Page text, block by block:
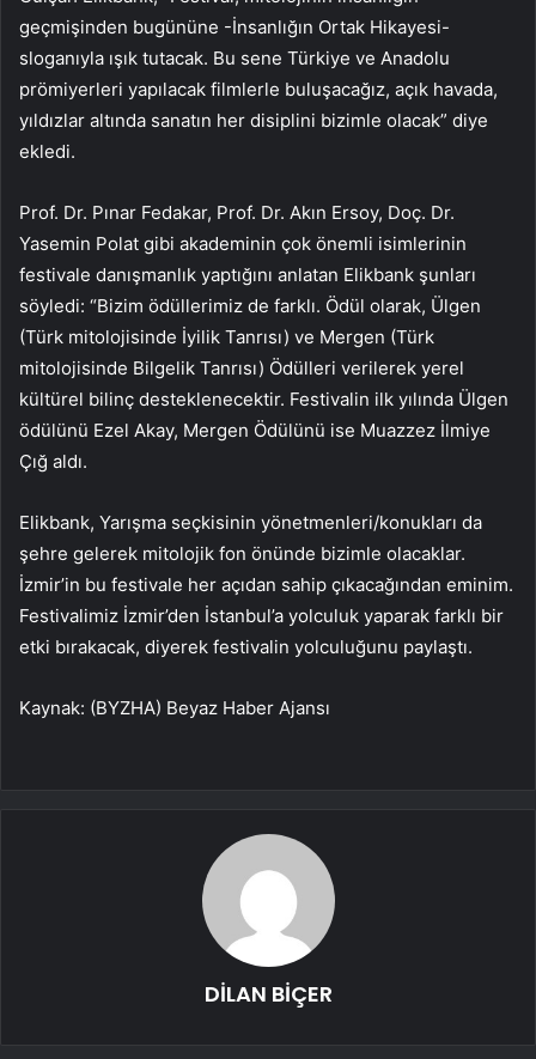
geçmişinden bugününe -İnsanlığın Ortak Hikayesi-
sloganıyla ışık tutacak. Bu sene Türkiye ve Anadolu
prömiyerleri yapılacak filmlerle buluşacağız, açık havada,
yıldızlar altında sanatın her disiplini bizimle olacak” diye
ekledi.
Prof. Dr. Pınar Fedakar, Prof. Dr. Akın Ersoy, Doç. Dr.
Yasemin Polat gibi akademinin çok önemli isimlerinin
festivale danışmanlık yaptığını anlatan Elikbank şunları
söyledi: “Bizim ödüllerimiz de farklı. Ödül olarak, Ülgen
(Türk mitolojisinde İyilik Tanrısı) ve Mergen (Türk
mitolojisinde Bilgelik Tanrısı) Ödülleri verilerek yerel
kültürel bilinç desteklenecektir. Festivalin ilk yılında Ülgen
ödülünü Ezel Akay, Mergen Ödülünü ise Muazzez İlmiye
Çığ aldı.
Elikbank, Yarışma seçkisinin yönetmenleri/konukları da
şehre gelerek mitolojik fon önünde bizimle olacaklar.
İzmir’in bu festivale her açıdan sahip çıkacağından eminim.
Festivalimiz İzmir’den İstanbul’a yolculuk yaparak farklı bir
etki bırakacak, diyerek festivalin yolculuğunu paylaştı.
Kaynak: (BYZHA) Beyaz Haber Ajansı
DİLAN BİÇER